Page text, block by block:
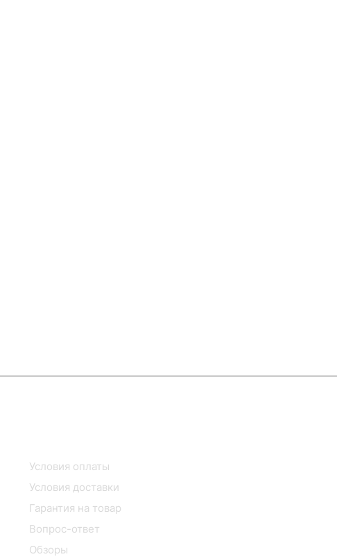
Условия оплаты
Условия доставки
Гарантия на товар
Вопрос-ответ
Обзоры